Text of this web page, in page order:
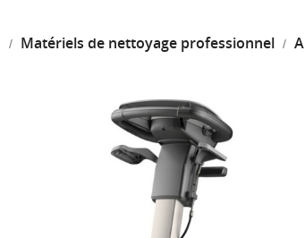
Matériels de nettoyage professionnel